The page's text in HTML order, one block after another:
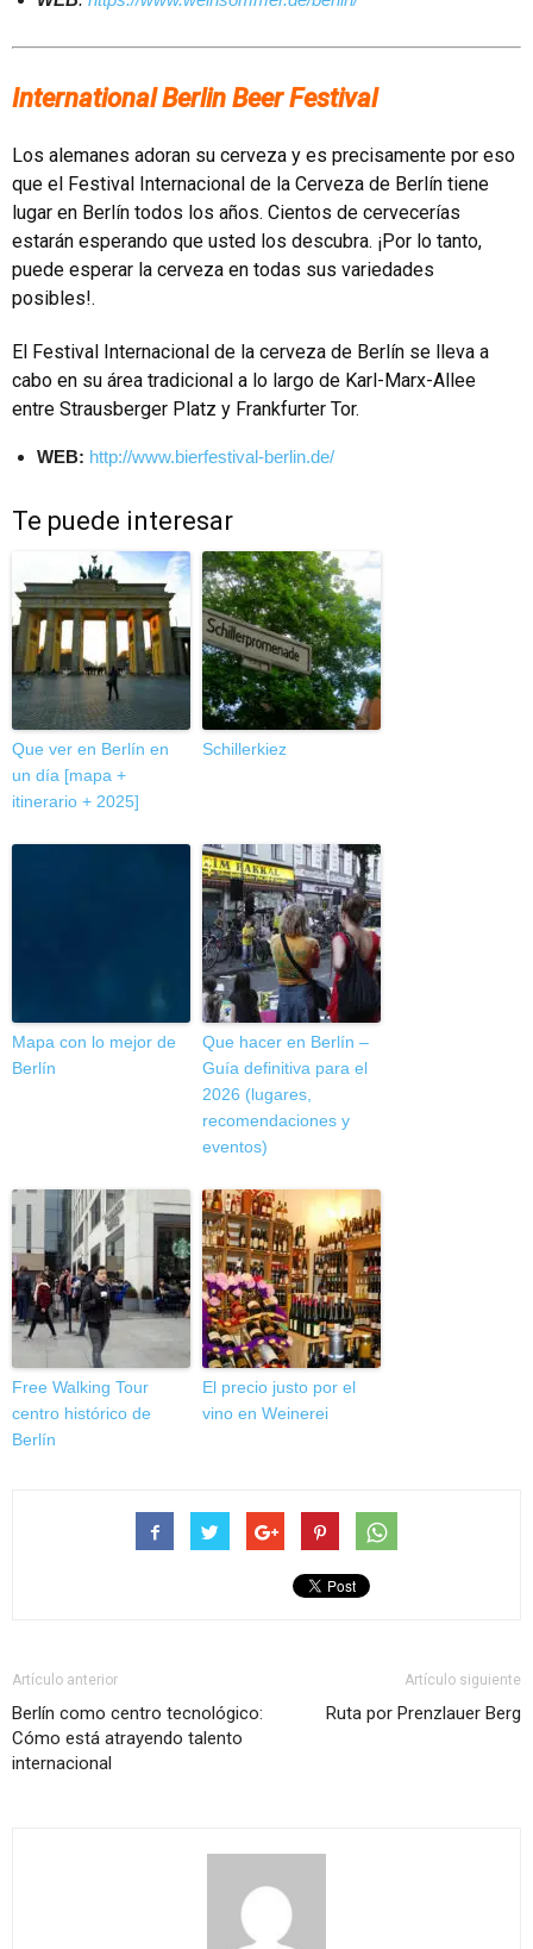
International Berlin Beer Festival
Los alemanes adoran su cerveza y es precisamente por eso
que el Festival Internacional de la Cerveza de Berlín tiene
lugar en Berlín todos los años. Cientos de cervecerías
estarán esperando que usted los descubra. ¡Por lo tanto,
puede esperar la cerveza en todas sus variedades
posibles!.
El Festival Internacional de la cerveza de Berlín se lleva a
cabo en su área tradicional a lo largo de Karl-Marx-Allee
entre Strausberger Platz y Frankfurter Tor.
WEB: http://www.bierfestival-berlin.de/
Te puede interesar
Que ver en Berlín en
un día [mapa +
itinerario + 2025]
Schillerkiez
Mapa con lo mejor de
Berlín
Que hacer en Berlín –
Guía definitiva para el
2026 (lugares,
recomendaciones y
eventos)
Free Walking Tour
centro histórico de
Berlín
El precio justo por el
vino en Weinerei
Artículo anterior
Berlín como centro tecnológico:
Cómo está atrayendo talento
internacional
Artículo siguiente
Ruta por Prenzlauer Berg